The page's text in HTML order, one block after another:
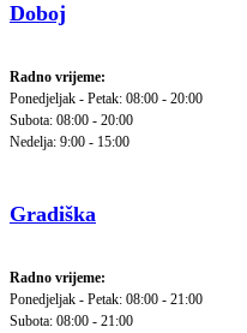
Doboj
Radno vrijeme:
Ponedjeljak - Petak: 08:00 - 20:00
Subota: 08:00 - 20:00
Nedelja: 9:00 - 15:00
Gradiška
Radno vrijeme:
Ponedjeljak - Petak: 08:00 - 21:00
Subota: 08:00 - 21:00